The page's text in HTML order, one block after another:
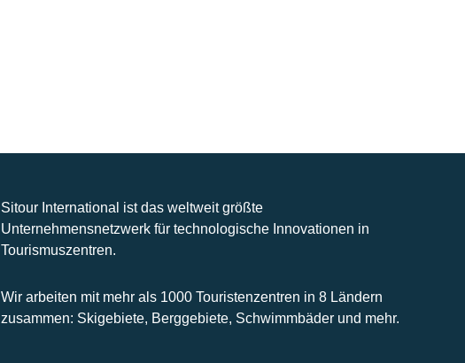
Sitour International ist das weltweit größte
Unternehmensnetzwerk für technologische Innovationen in
Tourismuszentren.
Wir arbeiten mit mehr als 1000 Touristenzentren in 8 Ländern
zusammen: Skigebiete, Berggebiete, Schwimmbäder und mehr.